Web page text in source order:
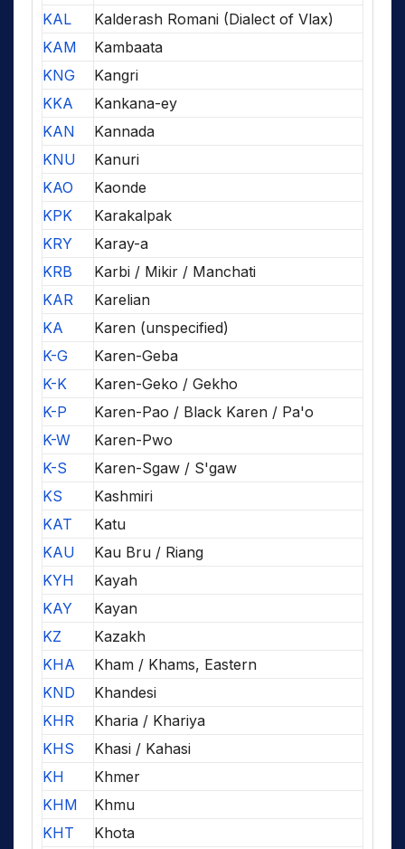
KAL
Kalderash Romani (Dialect of Vlax)
KAM
Kambaata
KNG
Kangri
KKA
Kankana-ey
KAN
Kannada
KNU
Kanuri
KAO
Kaonde
KPK
Karakalpak
KRY
Karay-a
KRB
Karbi / Mikir / Manchati
KAR
Karelian
KA
Karen (unspecified)
K-G
Karen-Geba
K-K
Karen-Geko / Gekho
K-P
Karen-Pao / Black Karen / Pa'o
K-W
Karen-Pwo
K-S
Karen-Sgaw / S'gaw
KS
Kashmiri
KAT
Katu
KAU
Kau Bru / Riang
KYH
Kayah
KAY
Kayan
KZ
Kazakh
KHA
Kham / Khams, Eastern
KND
Khandesi
KHR
Kharia / Khariya
KHS
Khasi / Kahasi
KH
Khmer
KHM
Khmu
KHT
Khota